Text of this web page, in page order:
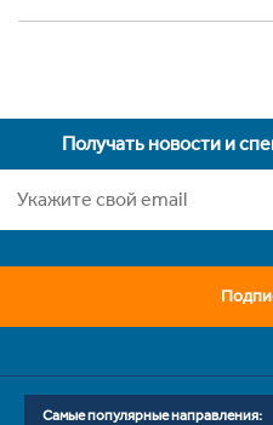
Получать новости и
Самые популярные направления: